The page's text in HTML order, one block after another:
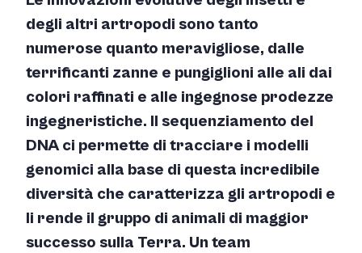
degli altri artropodi sono tanto
numerose quanto meravigliose, dalle
terrificanti zanne e pungiglioni alle ali dai
colori raffinati e alle ingegnose prodezze
ingegneristiche. Il sequenziamento del
DNA ci permette di tracciare i modelli
genomici alla base di questa incredibile
diversità che caratterizza gli artropodi e
li rende il gruppo di animali di maggior
successo sulla Terra. Un team